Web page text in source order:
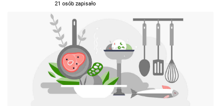
21 osób zapisało